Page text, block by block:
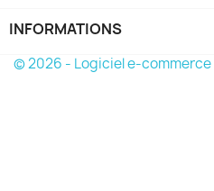
INFORMATIONS
© 2026 - Logiciel e-